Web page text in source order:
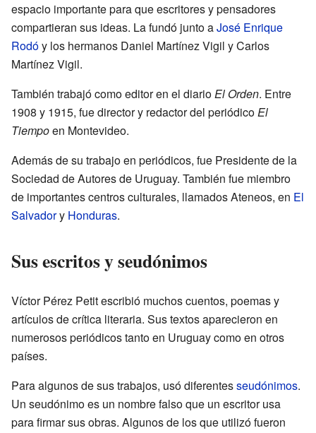
espacio importante para que escritores y pensadores
compartieran sus ideas. La fundó junto aJosé Enrique
Rodóy los hermanos Daniel Martínez Vigil y Carlos
Martínez Vigil.
También trabajó como editor en el diarioEl Orden. Entre
1908 y 1915, fue director y redactor del periódicoEl
Tiempoen Montevideo.
Además de su trabajo en periódicos, fue Presidente de la
Sociedad de Autores de Uruguay. También fue miembro
de importantes centros culturales, llamados Ateneos, en El
Salvadory Honduras.
Sus escritos y seudónimos
Víctor Pérez Petit escribió muchos cuentos, poemas y
artículos de crítica literaria. Sus textos aparecieron en
numerosos periódicos tanto en Uruguay como en otros
países.
Para algunos de sus trabajos, usó diferentesseudónimos.
Un seudónimo es un nombre falso que un escritor usa
para firmar sus obras. Algunos de los que utilizó fueron